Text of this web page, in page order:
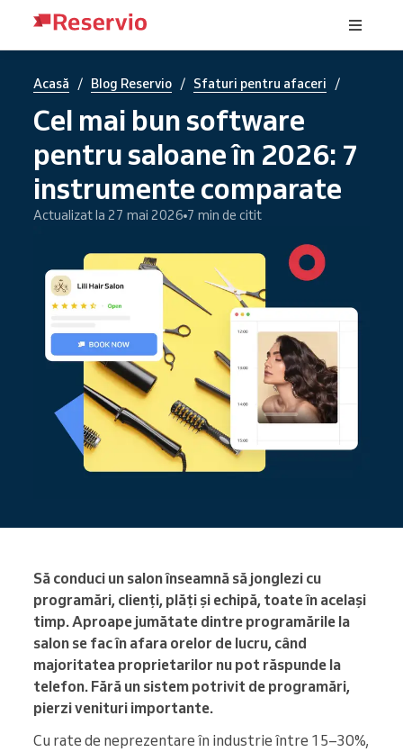
Acasă / Blog Reservio / Sfaturi pentru afaceri /
Cel mai bun software
pentru saloane în 2026: 7
instrumente comparate
Actualizat la 27 mai 2026 7 min de citit
Să conduci un salon înseamnă să jonglezi cu
programări, clienți, plăți și echipă, toate în același
timp. Aproape jumătate dintre programările la
salon se fac în afara orelor de lucru, când
majoritatea proprietarilor nu pot răspunde la
telefon. Fără un sistem potrivit de programări,
pierzi venituri importante.
Cu rate de neprezentare în industrie între 15–30%,